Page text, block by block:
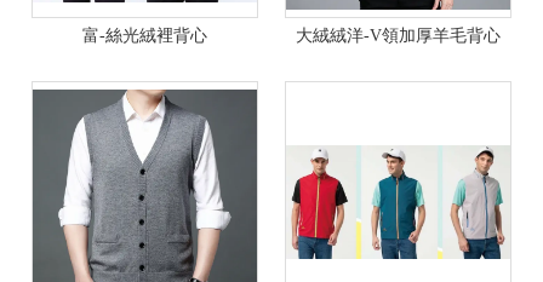
富-絲光絨裡背心 大絨絨洋-V領加厚羊毛背心